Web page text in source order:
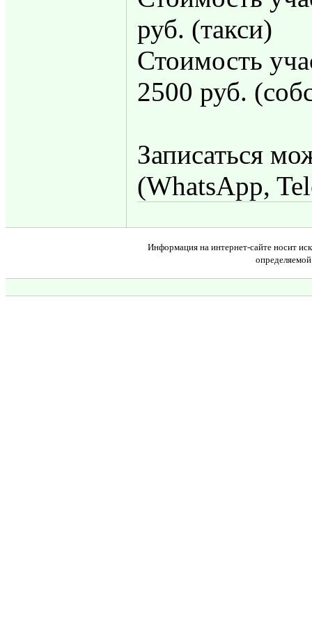
руб. (такси)
Стоимость
2500 руб.
Записаться
(WhatsApp,
Информация на интернет-сайте носит